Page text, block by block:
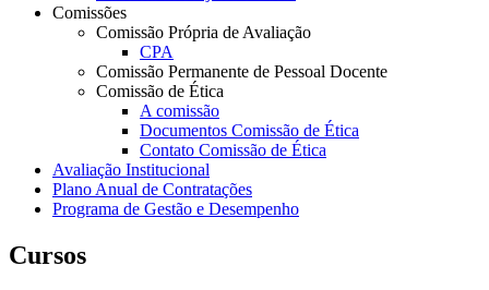
Comissões
Comissão Própria de Avaliação
CPA
Comissão Permanente de Pessoal Docente
Comissão de Ética
A comissão
Documentos Comissão de Ética
Contato Comissão de Ética
Avaliação Institucional
Plano Anual de Contratações
Programa de Gestão e Desempenho
Cursos